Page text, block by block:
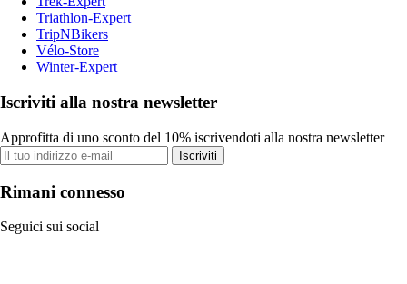
Triathlon-Expert
TripNBikers
Vélo-Store
Winter-Expert
Iscriviti alla nostra newsletter
Approfitta di uno sconto del 10% iscrivendoti alla nostra newsletter
Iscriviti
Rimani connesso
Seguici sui social